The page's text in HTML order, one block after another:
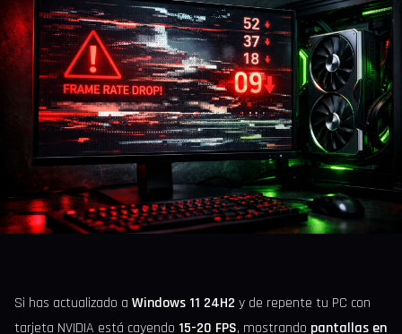
Si has actualizado a Windows 11 24H2 y de repente tu PC con
tarjeta NVIDIA está cayendo 15-20 FPS, mostrando pantallas en